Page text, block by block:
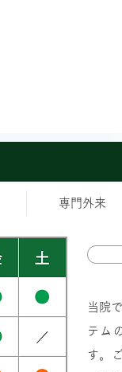
専門外来
当院
テム
す。